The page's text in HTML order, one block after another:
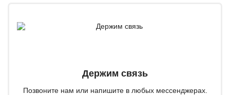
Держим связь
Позвоните нам или напишите в любых мессенджерах.